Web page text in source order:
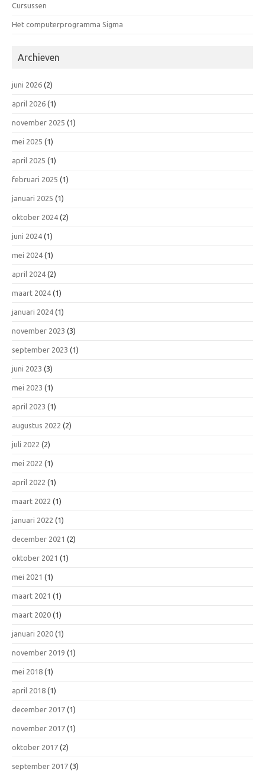
Cursussen
Het computerprogramma Sigma
Archieven
juni 2026 (2)
april 2026 (1)
november 2025 (1)
mei 2025 (1)
april 2025 (1)
februari 2025 (1)
januari 2025 (1)
oktober 2024 (2)
juni 2024 (1)
mei 2024 (1)
april 2024 (2)
maart 2024 (1)
januari 2024 (1)
november 2023 (3)
september 2023 (1)
juni 2023 (3)
mei 2023 (1)
april 2023 (1)
augustus 2022 (2)
juli 2022 (2)
mei 2022 (1)
april 2022 (1)
maart 2022 (1)
januari 2022 (1)
december 2021 (2)
oktober 2021 (1)
mei 2021 (1)
maart 2021 (1)
maart 2020 (1)
januari 2020 (1)
november 2019 (1)
mei 2018 (1)
april 2018 (1)
december 2017 (1)
november 2017 (1)
oktober 2017 (2)
september 2017 (3)